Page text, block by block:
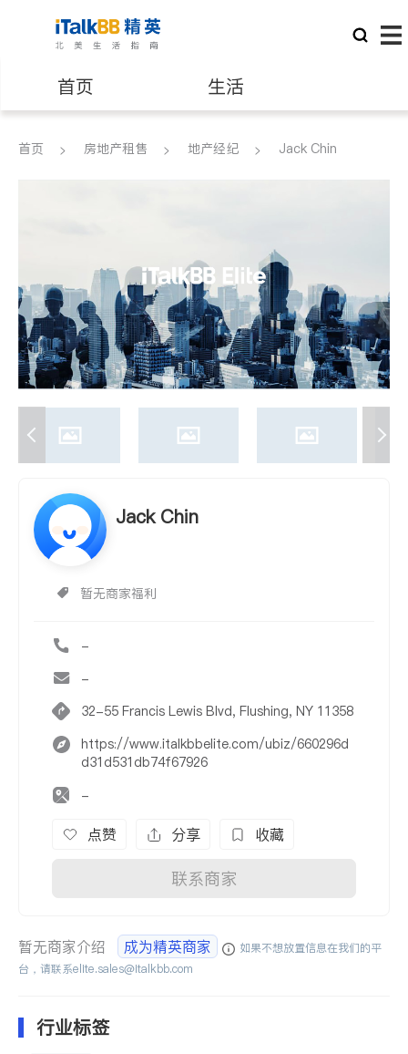
首页 生活
医生 律师
养老 非盈利组织
首页 房地产租售 地产经纪 Jack Chin
Jack Chin
暂无商家福利
-
-
32-55 Francis Lewis Blvd, Flushing, NY 11358
https://www.italkbbelite.com/ubiz/660296d
d31d531db74f67926
-
点赞 分享 收藏
联系商家
暂无商家介绍 成为精英商家
如果不想放置信息在我们的平
台，请联系elite.sales@italkbb.com
行业标签